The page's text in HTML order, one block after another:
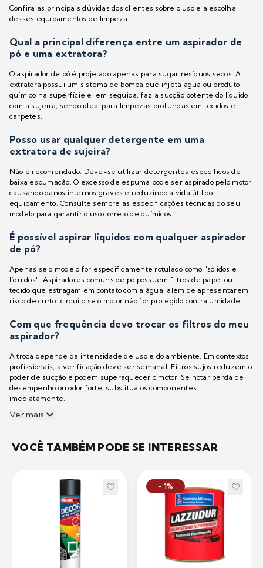
Confira as principais dúvidas dos clientes sobre o uso e a escolha
desses equipamentos de limpeza.
Qual a principal diferença entre um aspirador de
pó e uma extratora?
O aspirador de pó é projetado apenas para sugar resíduos secos. A
extratora possui um sistema de bomba que injeta água ou produto
químico na superfície e, em seguida, faz a sucção potente do líquido
com a sujeira, sendo ideal para limpezas profundas em tecidos e
carpetes.
Posso usar qualquer detergente em uma
extratora de sujeira?
Não é recomendado. Deve-se utilizar detergentes específicos de
baixa espumação. O excesso de espuma pode ser aspirado pelo motor,
causando danos internos graves e reduzindo a vida útil do
equipamento. Consulte sempre as especificações técnicas do seu
modelo para garantir o uso correto de químicos.
É possível aspirar líquidos com qualquer aspirador
de pó?
Apenas se o modelo for especificamente rotulado como "sólidos e
líquidos". Aspiradores comuns de pó possuem filtros de papel ou
tecido que estragam em contato com a água, além de apresentarem
risco de curto-circuito se o motor não for protegido contra umidade.
Com que frequência devo trocar os filtros do meu
aspirador?
A troca depende da intensidade de uso e do ambiente. Em contextos
profissionais, a verificação deve ser semanal. Filtros sujos reduzem o
poder de sucção e podem superaquecer o motor. Se notar perda de
desempenho ou odor forte, substitua os componentes
imediatamente.
Ver mais
VOCÊ TAMBÉM PODE SE INTERESSAR
- 1%